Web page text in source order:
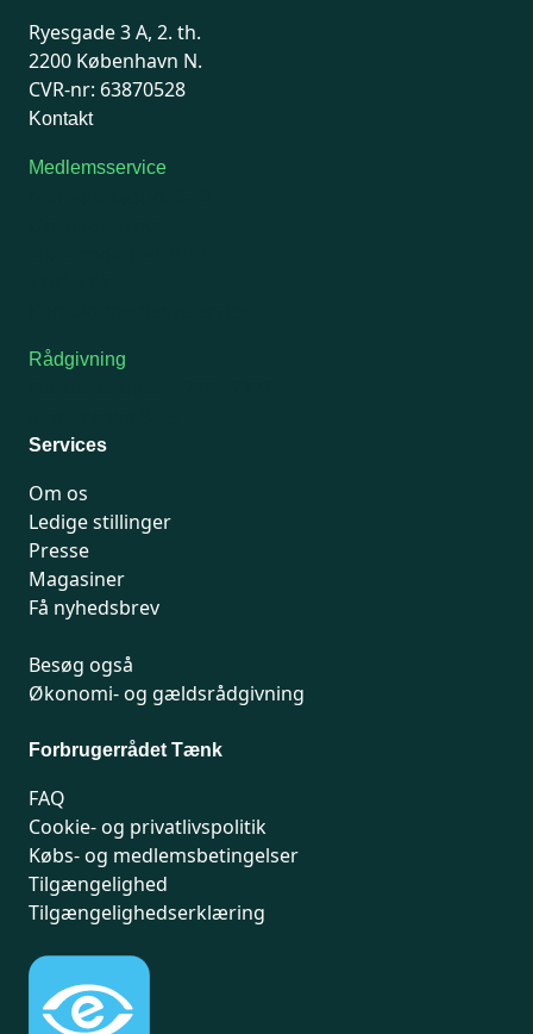
Ryesgade 3 A, 2. th.
2200 København N.
CVR-nr: 63870528
Kontakt
Medlemsservice
Rådgivning
Services
Om os
Ledige stillinger
Presse
Magasiner
Få nyhedsbrev
Besøg også
Økonomi- og gældsrådgivning
Forbrugerrådet Tænk
FAQ
Cookie- og privatlivspolitik
Købs- og medlemsbetingelser
Tilgængelighed
Tilgængelighedserklæring